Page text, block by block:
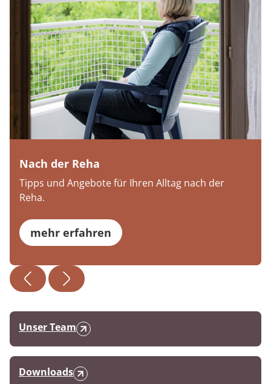
Nach der Reha
Tipps und Angebote für Ihren Alltag nach der
Reha.
mehr erfahren
Unser Team
Downloads